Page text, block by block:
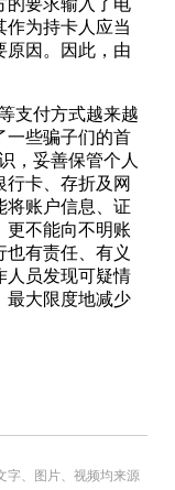
作为持卡人应当
原因。因此，由
支付方式越来越
一些骗子们的首
，妥善保管个人
卡、存折及网
将账户信息、证
更不能向不明账
也有责任、有义
人员发现可疑情
最大限度地减少
字、图片、视频均来源